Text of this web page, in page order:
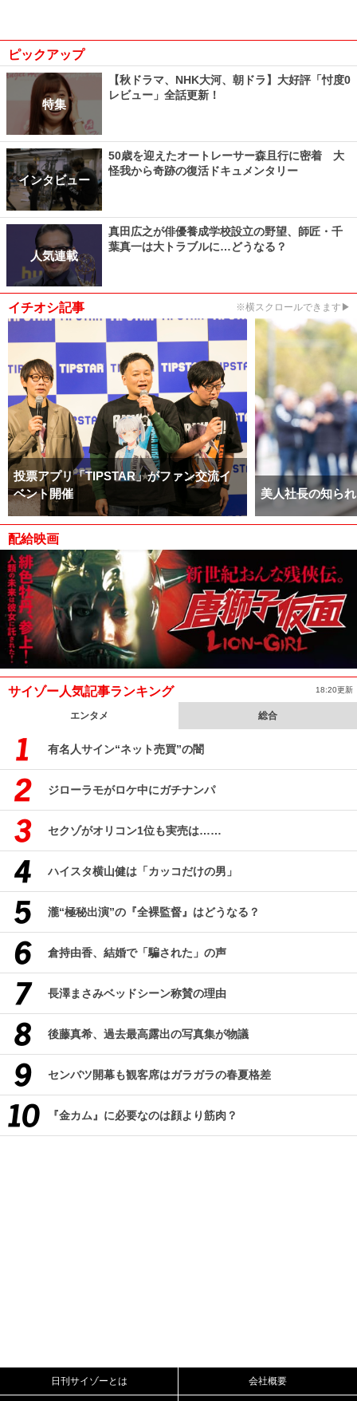
ピックアップ
特集
【秋ドラマ、NHK大河、朝ドラ】大好評「忖度0
レビュー」全話更新！
インタビュー
50歳を迎えたオートレーサー森且行に密着 大
怪我から奇跡の復活ドキュメンタリー
人気連載
真田広之が俳優養成学校設立の野望、師匠・千
葉真一は大トラブルに…どうなる？
イチオシ記事 ※横スクロールできます▶
投票アプリ「TIPSTAR」がファン交流イ
ベント開催
美人社長の知ら
配給映画
サイゾー人気記事ランキング 18:20更新
エンタメ 総合
有名人サイン“ネット売買”の闇
ジローラモがロケ中にガチナンパ
セクゾがオリコン1位も実売は……
ハイスタ横山健は「カッコだけの男」
瀧“極秘出演”の『全裸監督』はどうなる？
倉持由香、結婚で「騙された」の声
長澤まさみベッドシーン称賛の理由
後藤真希、過去最高露出の写真集が物議
センバツ開幕も観客席はガラガラの春夏格差
『金カム』に必要なのは顔より筋肉？
日刊サイゾーとは 会社概要